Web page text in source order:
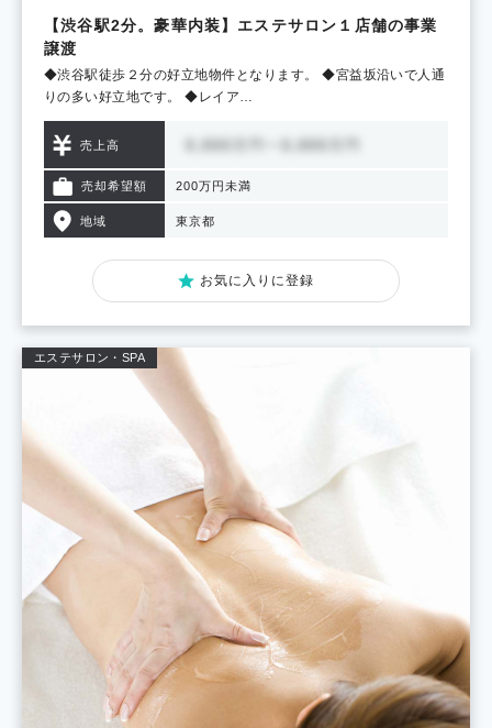
【渋谷駅2分。豪華内装】エステサロン１店舗の事業
譲渡
◆渋谷駅徒歩２分の好立地物件となります。 ◆宮益坂沿いで人通
りの多い好立地です。 ◆レイア…
売上高
売却希望額 200万円未満
地域 東京都
お気に入りに登録
エステサロン・SPA